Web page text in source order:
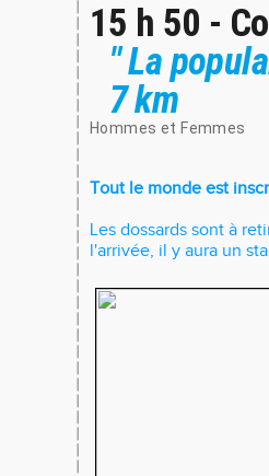
15 h 50 -
" La
7 km
Hommes et Femmes
Tout le monde est
Les dossards sont à
l'arrivée, il y aura un